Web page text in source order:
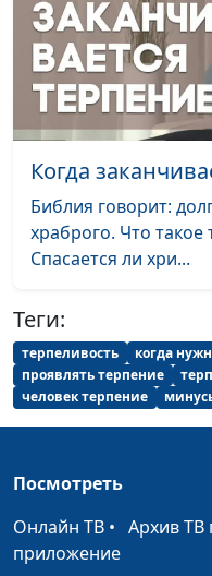
Апатия - как с ней
бороться?
Верность Богу: как не
разочароваться
Христианство и
интернет: поведение
Волонтерство:
цели
Зачем я верю, во что я
верю? (вторая часть)
Когда
Библия говорит:
храброго. Что
Спасается ли хри...
Теги:
терпеливость когда
проявлять терпение
человек терпение
Посмотреть
Онлайн ТВ • Архив ТВ
приложение